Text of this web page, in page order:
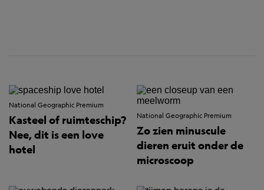
National Geographic Premium
Kasteel of ruimteschip?
Nee, dit is een love
hotel
National Geographic Premium
Zo zien minuscule
dieren eruit onder de
microscoop